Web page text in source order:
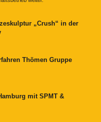
„Crush“ in der
Thömen Gruppe
mit SPMT &